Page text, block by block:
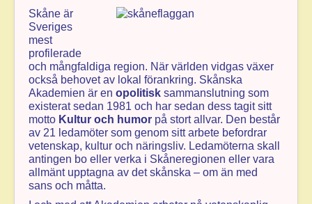
Skåne är
Sveriges
mest
profilerade
och mångfaldiga region. När världen vidgas växer
också behovet av lokal förankring. Skånska
Akademien är en opolitisk sammanslutning som
existerat sedan 1981 och har sedan dess tagit sitt
motto Kultur och humor på stort allvar. Den består
av 21 ledamöter som genom sitt arbete befordrar
vetenskap, kultur och näringsliv. Ledamöterna skall
antingen bo eller verka i Skåneregionen eller vara
allmänt upptagna av det skånska – om än med
sans och måtta.